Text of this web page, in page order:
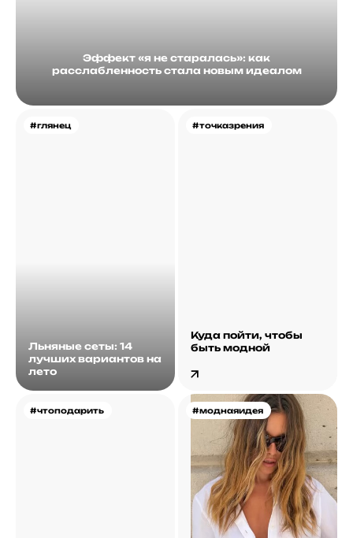
Эффект «я не старалась»: как
расслабленность стала новым идеалом
#глянец
Льняные сеты: 14
лучших вариантов на
лето
#точказрения
Куда пойти, чтобы
быть модной
#чтоподарить #моднаяидея